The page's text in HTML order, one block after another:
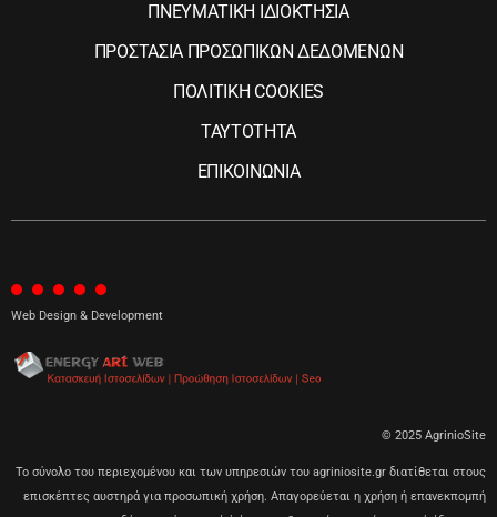
ΠΝΕΥΜΑΤΙΚΗ ΙΔΙΟΚΤΗΣΙΑ
ΠΡΟΣΤΑΣΙΑ ΠΡΟΣΩΠΙΚΩΝ ΔΕΔΟΜΕΝΩΝ
ΠΟΛΙΤΙΚΗ COOKIES
ΤΑΥΤΟΤΗΤΑ
ΕΠΙΚΟΙΝΩΝΙΑ
Web Design & Development
© 2025 AgrinioSite
Το σύνολο του περιεχομένου και των υπηρεσιών του agriniosite.gr διατίθεται στους
επισκέπτες αυστηρά για προσωπική χρήση. Απαγορεύεται η χρήση ή επανεκπομπή